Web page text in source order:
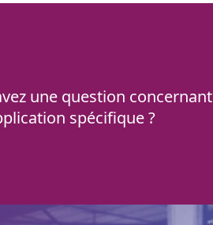
une question concernant
spécifique ?